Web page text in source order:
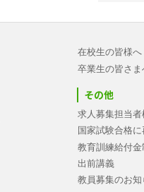
在校生の皆様へ
卒業生の皆さま
その他
求人募集担当者
国家試験合格
教育訓練給付
出前講義
教員募集のお知